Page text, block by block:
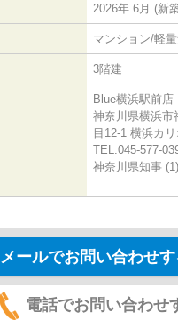
2026年 6月 (新
マンション/軽
3階建
Blue横浜駅前店
神奈川県横浜市
目12-1 横浜カ
TEL:045-577-
神奈川県知事
メールでお問い合わせ
電話でお問い合わせ